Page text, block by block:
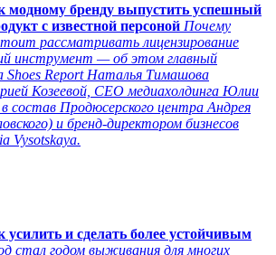
модному бренду выпустить успешный
с известной персоной Почему
рассматривать лицензирование
инструмент — об этом главный
Shoes Report Наталья Тимашова
Козеевой, СЕО медиахолдинга Юлии
состав Продюсерского центра Андрея
и бренд-директором бизнесов
Vysotskaya.
усилить и сделать более устойчивым
стал годом выживания для многих